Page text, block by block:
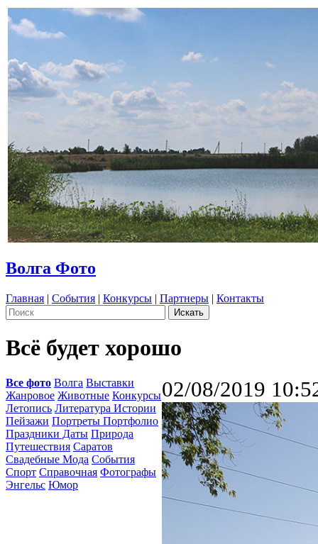
Волга Фото
Главная | События | Конкурсы | Партнеры | Контакты
Всё будет хорошо
Все фото Волга Выставки
Жанровое Животные Конкурсы
Летопись Литература Истории
Пейзажи Портреты Портфолио
Праздники Даты Природа
Путешествия Саратов
Свадебные Мода События
Спорт Справочная Фотографы
Энгельс Юмор
02/08/2019